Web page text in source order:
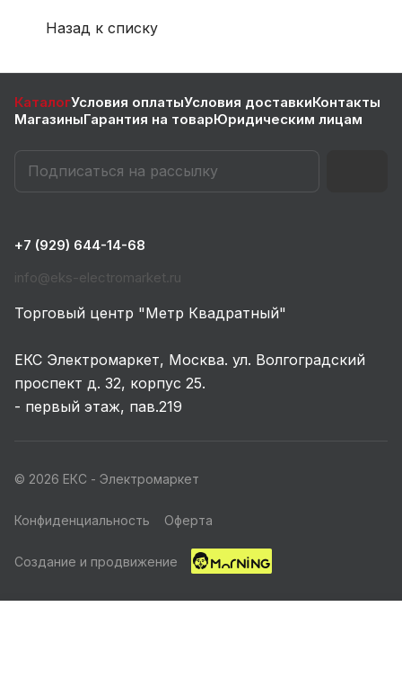
Назад к списку
КаталогУсловия оплатыУсловия доставкиКонтакты
МагазиныГарантия на товарЮридическим лицам
+7 (929) 644-14-68
info@eks-electromarket.ru
Торговый центр "Метр Квадратный"
ЕКС Электромаркет, Москва. ул. Волгоградский
проспект д. 32, корпус 25.
- первый этаж, пав.219
© 2026 ЕКС - Электромаркет
Конфиденциальность Оферта
Создание и продвижение